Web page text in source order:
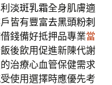
淡斑乳霜全身肌膚適
皆有豐富去黑頭粉刺
錢備好抵押品專業當
後飲用促進新陳代謝
治療心血管保健需求
使用選擇時應優先考